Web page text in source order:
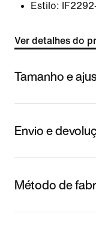
Estilo:
Ver detalhes do
Tamanho e
Envio e
Método de